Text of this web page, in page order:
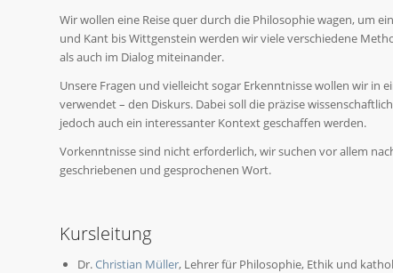
Wir wollen eine Reise quer durch die Philosophie wagen, um
und Kant bis Wittgenstein werden wir viele verschiedene
als auch im Dialog miteinander.
Unsere Fragen und vielleicht sogar Erkenntnisse wollen wir in
verwendet – den Diskurs. Dabei soll die präzise
jedoch auch ein interessanter Kontext geschaffen werden.
Vorkenntnisse sind nicht erforderlich, wir suchen vor allem
geschriebenen und gesprochenen Wort.
Kursleitung
Dr.Christian Müller, Lehrer für Philosophie, Ethik und